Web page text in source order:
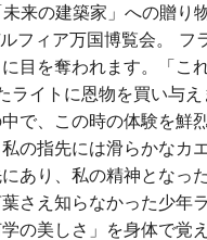
来の建築家」への贈り
フィア万国博覧会。
目を奪われます。「こ
ライトに恩物を買い与え
で、この時の体験を鮮
私の指先には滑らかな
あり、私の精神とな
さえ知らなかった少年
の美しさ」を身体で覚